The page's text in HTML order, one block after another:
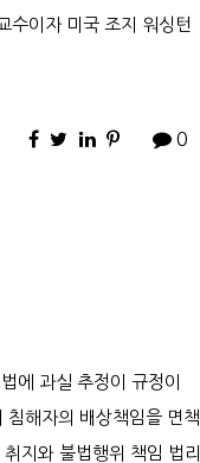
이자 미국 조지 워싱턴
0
에 과실 추정이 규정이
해자의 배상책임을 면책
지와 불법행위 책임 법리